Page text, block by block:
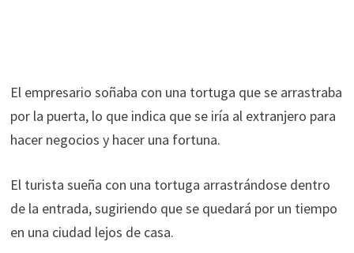
El empresario soñaba con una tortuga que se arrastraba
por la puerta, lo que indica que se iría al extranjero para
hacer negocios y hacer una fortuna.
El turista sueña con una tortuga arrastrándose dentro
de la entrada, sugiriendo que se quedará por un tiempo
en una ciudad lejos de casa.